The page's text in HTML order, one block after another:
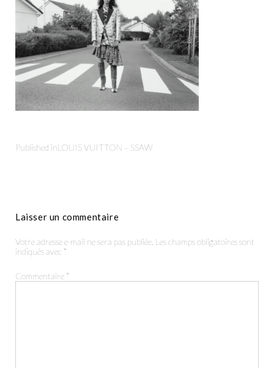
Productions
The Agency
Published inLOUIS VUITTON – SSAW
Laisser un commentaire
Votre adresse e-mail ne sera pas publiée. Les champs obligatoires sont
indiqués avec *
Commentaire *